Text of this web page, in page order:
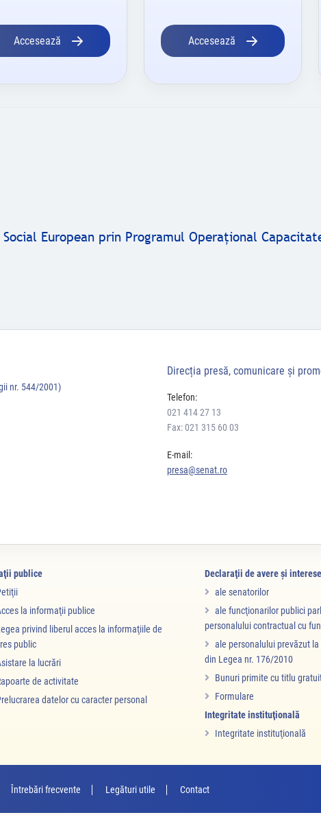
Accesează Accesează
European prin Programul Operaţional
nr. 544/2001)
Direcția presă, comunicare și
Telefon:
021 414 27 13
Fax: 021 315 60 03
E-mail:
presa@senat.ro
publice
la informaţii publice
privind liberul acces la informaţiile de
public
la lucrări
de activitate
datelor cu caracter personal
Declaraţii de avere şi interese
ale senatorilor
ale funcţionarilor publici
personalului contractual cu
ale personalului prevăzut
din Legea nr. 176/2010
Bunuri primite cu titlu
Formulare
Integritate instituţională
Integritate instituţională
Întrebări frecvente Legături utile Contact